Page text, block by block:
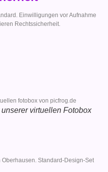
Einwilligungen vor Aufnahme
Rechtssicherheit.
virtuellen Fotobox
Standard-Design-Set